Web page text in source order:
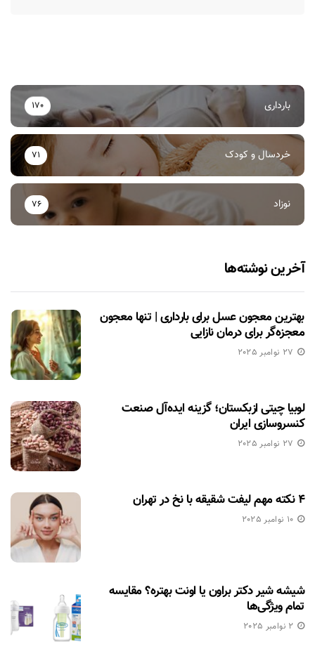
بارداری 170
خردسال و کودک 71
نوزاد 76
آخرین نوشته‌ها
بهترین معجون عسل برای بارداری | تنها معجون
معجزه‌گر برای درمان نازایی
27 نوامبر 2025
لوبیا چیتی ازبکستان؛ گزینه ایده‌آل صنعت
کنسروسازی ایران
27 نوامبر 2025
۴ نکته مهم لیفت شقیقه با نخ در تهران
10 نوامبر 2025
شیشه شیر دکتر براون یا اونت بهتره؟ مقایسه
تمام ویژگی‌ها
2 نوامبر 2025